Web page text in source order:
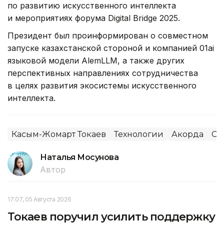
по развитию искусственного интеллекта
и мероприятиях форума Digital Bridge 2025.
Президент был проинформирован о совместном
запуске казахстанской стороной и компанией 01ai
языковой модели AlemLLM, а также других
перспективных направлениях сотрудничества
в целях развития экосистемы искусственного
интеллекта.
Касым-Жомарт Токаев Технологии Акорда
Наталья Мосунова
Автор
17:07, 05 Августа 2026
Токаев поручил усилить поддержку